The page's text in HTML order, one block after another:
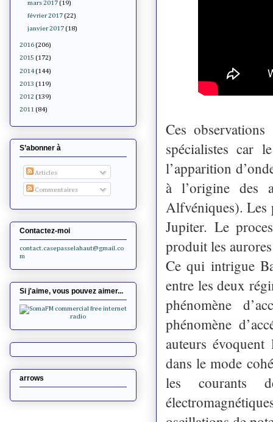
Ces
spécialistes car
l’apparition
à l’origine des
Alfvéniques). Les
Jupiter. Le
produit les
Ce qui intrigue
entre les deux
phénomène
phénomène
auteurs
dans le mode
les courants
mars 2017 (19)
février 2017 (22)
janvier 2017 (18)
2016 (206)
2015 (172)
2014 (144)
2013 (119)
2012 (139)
2011 (84)
S’abonner à
Articles
Commentaires
Contactez-moi
contact.casepasselahaut@gmail.co
m
Si j'aime, vous pouvez aimer...
arrows